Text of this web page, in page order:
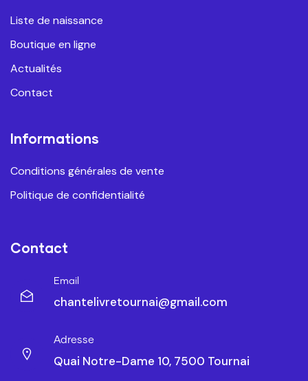
Liste de naissance
Boutique en ligne
Actualités
Contact
Informations
Conditions générales de vente
Politique de confidentialité
Contact
Email
chantelivretournai@gmail.com
Adresse
Quai Notre-Dame 10, 7500 Tournai